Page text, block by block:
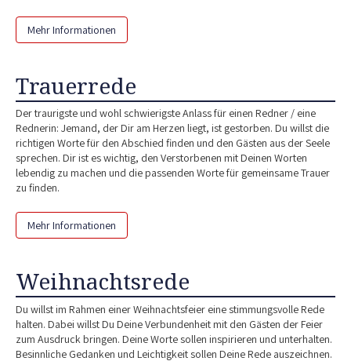
Mehr Informationen
Trauerrede
Der traurigste und wohl schwierigste Anlass für einen Redner / eine
Rednerin: Jemand, der Dir am Herzen liegt, ist gestorben. Du willst die
richtigen Worte für den Abschied finden und den Gästen aus der Seele
sprechen. Dir ist es wichtig, den Verstorbenen mit Deinen Worten
lebendig zu machen und die passenden Worte für gemeinsame Trauer
zu finden.
Mehr Informationen
Weihnachtsrede
Du willst im Rahmen einer Weihnachtsfeier eine stimmungsvolle Rede
halten. Dabei willst Du Deine Verbundenheit mit den Gästen der Feier
zum Ausdruck bringen. Deine Worte sollen inspirieren und unterhalten.
Besinnliche Gedanken und Leichtigkeit sollen Deine Rede auszeichnen.